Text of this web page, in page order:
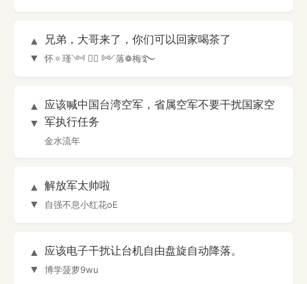
▲
▼
兄弟，大哥来了，你们可以回家喝茶了
怀🔅瑾༺ ⃟⃟ ༻落❁梅࿐
▲
▼
应该喊中国台湾空军，省属空军不要干扰国家空
军执行任务
金水流年
▲
▼
解放军太帅啦
自强不息小红花oE
▲
▼
应该电子干扰让台机自由盘旋自动降落。
博学菠萝9wu